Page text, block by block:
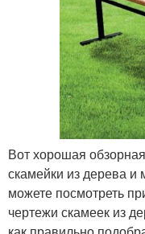
Вот хорошая
скамейки из дерева
можете посмотреть
чертежи скамеек из